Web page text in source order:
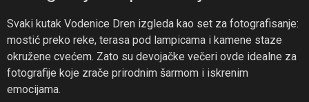
Svaki kutak Vodenice Dren izgleda kao set za fotografisanje:
mostić preko reke, terasa pod lampicama i kamene staze
okružene cvećem. Zato su devojačke večeri ovde idealne za
fotografije koje zrače prirodnim šarmom i iskrenim
emocijama.